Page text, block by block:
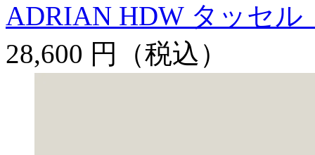
ADRIAN HDW タッセル
28,600 円
（税込）